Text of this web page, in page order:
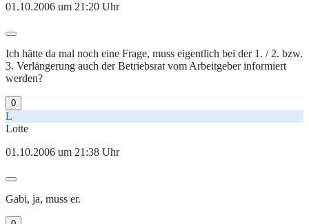
01.10.2006 um 21:20 Uhr
Ich hätte da mal noch eine Frage, muss eigentlich bei der 1. / 2. bzw.
3. Verlängerung auch der Betriebsrat vom Arbeitgeber informiert
werden?
0
L
Lotte
01.10.2006 um 21:38 Uhr
Gabi, ja, muss er.